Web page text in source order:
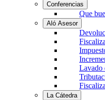
Conferencias
Que
Aló Asesor
Lavado
La Cátedra